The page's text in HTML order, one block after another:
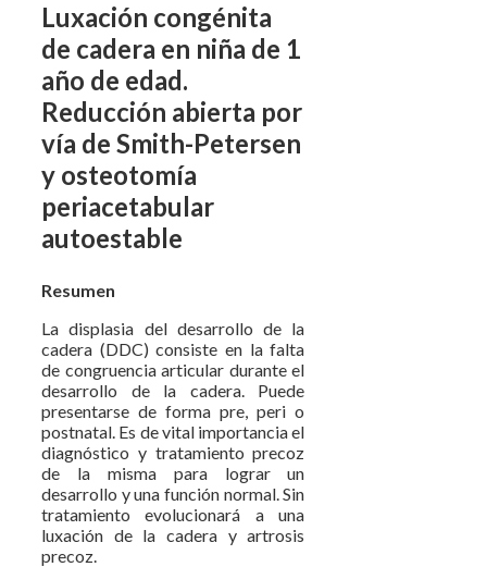
Luxación congénita
de cadera en niña de 1
año de edad.
Reducción abierta por
vía de Smith-Petersen
y osteotomía
periacetabular
autoestable
Resumen
La displasia del desarrollo de la
cadera (DDC) consiste en la falta
de congruencia articular durante el
desarrollo de la cadera. Puede
presentarse de forma pre, peri o
postnatal. Es de vital importancia el
diagnóstico y tratamiento precoz
de la misma para lograr un
desarrollo y una función normal. Sin
tratamiento evolucionará a una
luxación de la cadera y artrosis
precoz.